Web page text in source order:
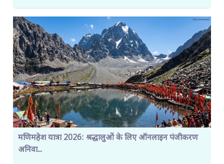
मणिमहेश यात्रा 2026: श्रद्धालुओं के लिए ऑनलाइन पंजीकरण
अनिवा...